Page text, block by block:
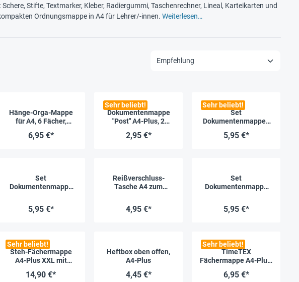
Stifte, Textmarker, Kleber, Radiergummi, Taschenrechner, Lineal, Karteikarten und
Ordnungsmappe in A4 für Lehrer/-innen. Weiterlesen…
Hänge-Orga-Mappe
für A4, 6 Fächer,
6,95 €*
Sehr beliebt!
Dokumentenmappe
"Post" A4-Plus, 2
2,95 €*
Sehr beliebt!
Set
Dokumentenmappen
5,95 €*
4.4 von 5 Sternen
Set
Dokumentenmappe
farblos
5,95 €*
Reißverschluss-
Tasche A4 zum
4,95 €*
Set
Dokumentenmappe
5,95 €*
Sehr beliebt!
Steh-Fächermappe
A4-Plus XXL mit
Fächer
14,90 €*
Heftbox oben offen,
A4-Plus
4,45 €*
Sehr beliebt!
TimeTEX
Fächermappe A4-Plus,
6,95 €*